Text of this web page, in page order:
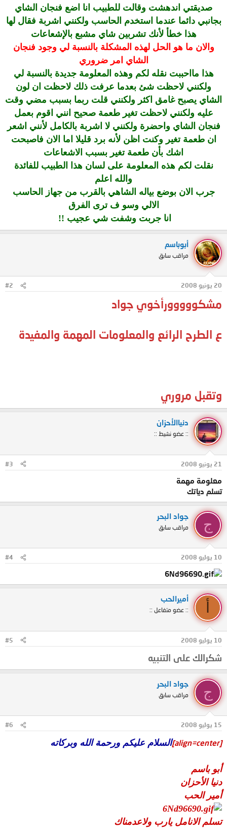
صديقتي اندهشت وقالت للطبيب انا اضع فنجان الشاي
بجانبي دائما عندما استخدم الحاسب ولكنني اشربة فقال لها
هذا خطأ لأنك تشربين شاي مشبع بالإشعاعات
والان ما هو الحل لهذه المشكلة بالنسبة لي وجود فنجان
الشاي امر ضروري
هذا مااحببت نقله لكم وهذه المعلومة جديدة بالنسبة لي
ولكنني لاحظت شئ بعدما عرفت ذلك لاحظت ان لون
الشاي يصبح غامق اكثر ولكنني قلت ربما بسبب مضي وقت
عليه ولكنني لاحظت تغير طعمة صحيح انني اقوم بعمل
فنجان الشاي واحضرة ولكنني لا اشربة بالكامل لأنني اشعر
ان طعمة تغير وكنت اظن لأنه برد قليلا اما الان فاصبحت
اشك بأن طعمة تغير بسبب الاشعاعات
نقلت لكم هذه المعلومة على لسان هذا الطبيب للفائدة
والله اعلم
جرب الان بوضع بياله الشاهي بالقرب من جهاز الحاسب
الالي وسو ف ترى الفرق
انا جربت وشفت شي عجيب !!
أبوباسم
مراقب سابق
20 يونيو 2008 #2
مشكووووورأخوي جواد
ع الطرح الرائع والمعلومات المهمة والمفيدة
وتقبل مروري
دنياالأحزان
:: عضو نشيط ::
21 يونيو 2008 #3
معلومة مهمة
تسلم دياتك
ج
جواد البحر
مراقب سابق
10 يوليو 2008 #4
أميرالحب
:: عضو متفاعل ::
10 يوليو 2008 #5
شكرالك على التنبيه
ج
جواد البحر
مراقب سابق
15 يوليو 2008 #6
[align=center] السلام عليكم ورحمة الله وبركاته
أبو باسم
دنيا الأحزان
أمير الحب
تسلم الانامل يارب ولاعدمناك